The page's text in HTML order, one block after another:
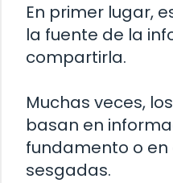
En primer lugar,
la fuente de la
compartirla.
Muchas veces,
basan en
fundamento o en
sesgadas.